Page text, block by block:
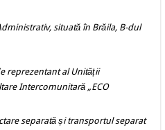
situată în Brăila, B-dul
reprezentant al Unității
Intercomunitară „ECO
separată și transportul separat